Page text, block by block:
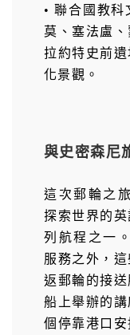
• 聯合國教
莫、塞法盧
拉約特史前
化景觀。
與史密森尼
這次郵輪之
探索世界的
列航程之一
服務之外，
返郵輪的接
船上舉辦的
個停靠港口